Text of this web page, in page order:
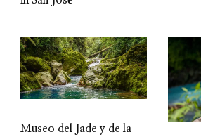
Museo del Jade y de la